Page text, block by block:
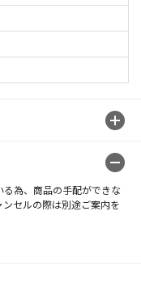
為、商品の手配ができな
セルの際は別途ご案内を